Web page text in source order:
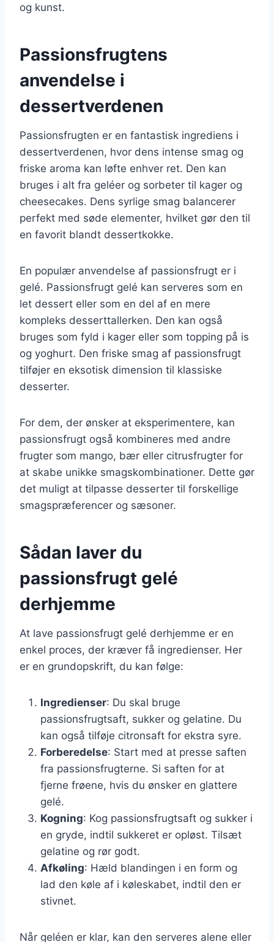
og kunst.
Passionsfrugtens
anvendelse i
dessertverdenen
Passionsfrugten er en fantastisk ingrediens i
dessertverdenen, hvor dens intense smag og
friske aroma kan løfte enhver ret. Den kan
bruges i alt fra geléer og sorbeter til kager og
cheesecakes. Dens syrlige smag balancerer
perfekt med søde elementer, hvilket gør den til
en favorit blandt dessertkokke.
En populær anvendelse af passionsfrugt er i
gelé. Passionsfrugt gelé kan serveres som en
let dessert eller som en del af en mere
kompleks desserttallerken. Den kan også
bruges som fyld i kager eller som topping på is
og yoghurt. Den friske smag af passionsfrugt
tilføjer en eksotisk dimension til klassiske
desserter.
For dem, der ønsker at eksperimentere, kan
passionsfrugt også kombineres med andre
frugter som mango, bær eller citrusfrugter for
at skabe unikke smagskombinationer. Dette gør
det muligt at tilpasse desserter til forskellige
smagspræferencer og sæsoner.
Sådan laver du
passionsfrugt gelé
derhjemme
At lave passionsfrugt gelé derhjemme er en
enkel proces, der kræver få ingredienser. Her
er en grundopskrift, du kan følge:
Ingredienser: Du skal bruge
passionsfrugtsaft, sukker og gelatine. Du
kan også tilføje citronsaft for ekstra syre.
Forberedelse: Start med at presse saften
fra passionsfrugterne. Si saften for at
fjerne frøene, hvis du ønsker en glattere
gelé.
Kogning: Kog passionsfrugtsaft og sukker i
en gryde, indtil sukkeret er opløst. Tilsæt
gelatine og rør godt.
Afkøling: Hæld blandingen i en form og
lad den køle af i køleskabet, indtil den er
stivnet.
Når geléen er klar, kan den serveres alene eller